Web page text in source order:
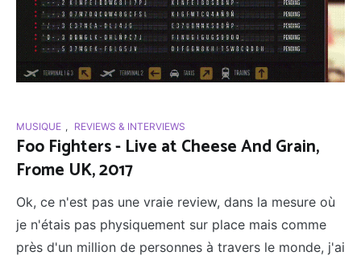
MUSIQUE , REVIEWS & INTERVIEWS
Foo Fighters - Live at Cheese And Grain,
Frome UK, 2017
Ok, ce n'est pas une vraie review, dans la mesure où
je n'étais pas physiquement sur place mais comme
près d'un million de personnes à travers le monde, j'ai